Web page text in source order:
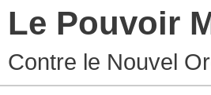
Le Pouvoir
Contre le Nouvel